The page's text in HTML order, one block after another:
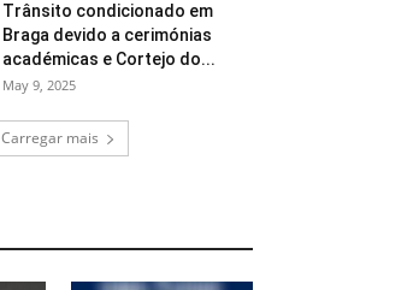
Trânsito condicionado em
Braga devido a cerimónias
académicas e Cortejo do...
May 9, 2025
Carregar mais